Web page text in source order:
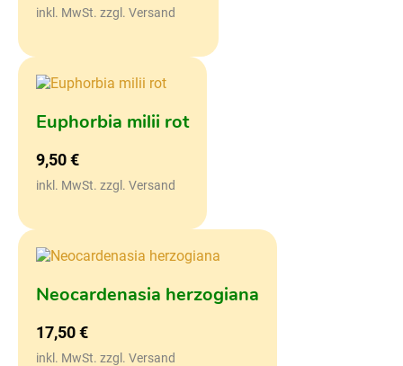
inkl. MwSt. zzgl. Versand
Euphorbia milii rot
9,50€
inkl. MwSt. zzgl. Versand
Neocardenasia herzogiana
17,50€
inkl. MwSt. zzgl. Versand